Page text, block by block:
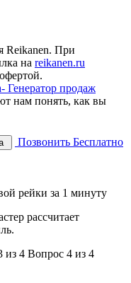
Reikanen. При
на reikanen.ru
Генератор продаж
нам понять, как вы
Позвонить Бесплатно
рейки за 1 минуту
рассчитает
из 4 Вопрос 4 из 4